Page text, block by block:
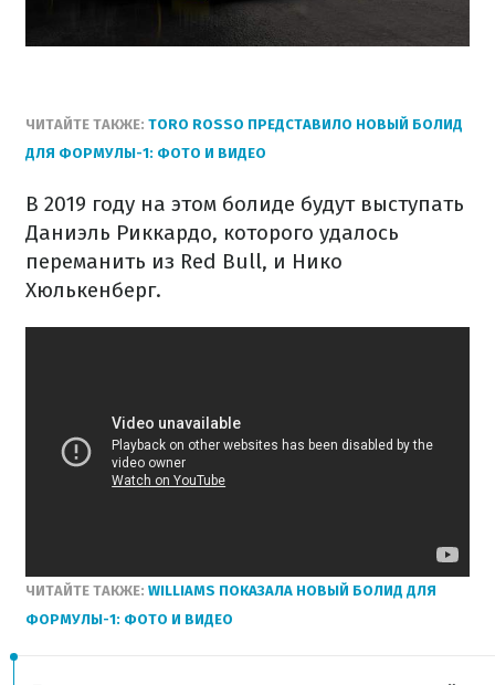
ЧИТАЙТЕ ТАКЖЕ: TORO ROSSO ПРЕДСТАВИЛО НОВЫЙ БОЛИД
ДЛЯ ФОРМУЛЫ-1: ФОТО И ВИДЕО
В 2019 году на этом болиде будут выступать
Даниэль Риккардо, которого удалось
переманить из Red Bull, и Нико
Хюлькенберг.
ЧИТАЙТЕ ТАКЖЕ: WILLIAMS ПОКАЗАЛА НОВЫЙ БОЛИД ДЛЯ
ФОРМУЛЫ-1: ФОТО И ВИДЕО